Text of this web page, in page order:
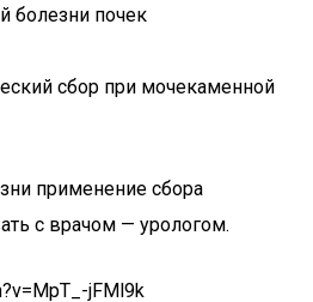
болезни почек
сбор при мочекаменной
применение сбора
с врачом — урологом.
jFMl9k